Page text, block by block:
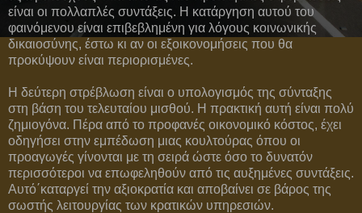
είναι οι πολλαπλές συντάξεις. Η κατάργηση αυτού του
φαινόμενου είναι επιβεβλημένη για λόγους κοινωνικής
δικαιοσύνης, έστω κι αν οι εξοικονομήσεις που θα
προκύψουν είναι περιορισμένες.
Η δεύτερη στρέβλωση είναι ο υπολογισμός της σύνταξης
στη βάση του τελευταίου μισθού. Η πρακτική αυτή είναι πολύ
ζημιογόνα. Πέρα από το προφανές οικονομικό κόστος, έχει
οδηγήσει στην εμπέδωση μιας κουλτούρας όπου οι
προαγωγές γίνονται με τη σειρά ώστε όσο το δυνατόν
περισσότεροι να επωφεληθούν από τις αυξημένες συντάξεις.
Αυτό΄καταργεί την αξιοκρατία και αποβαίνει σε βάρος της
σωστής λειτουργίας των κρατικών υπηρεσιών.